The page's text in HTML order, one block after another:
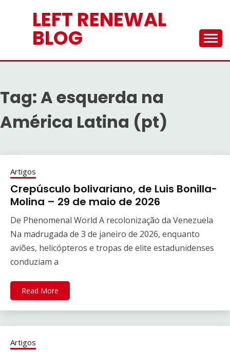
LEFT RENEWAL
BLOG
Tag:A esquerda na
América Latina (pt)
Artigos
Crepúsculo bolivariano, de Luis Bonilla-
Molina – 29 de maio de 2026
De Phenomenal World A recolonização da Venezuela
Na madrugada de 3 de janeiro de 2026, enquanto
aviões, helicópteros e tropas de elite estadunidenses
conduziam a
Read More
Artigos